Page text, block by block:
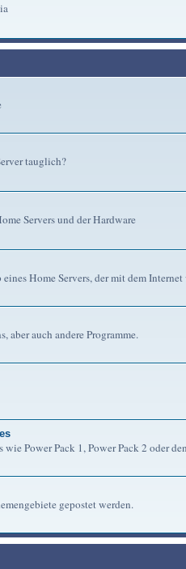
tauglich?
Servers und der Hardware
Home Servers, der mit dem
auch andere Programme.
Power Pack 1, Power Pack 2 oder
gepostet werden.